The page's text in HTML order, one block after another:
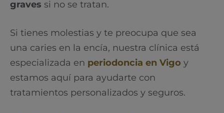
graves si no se tratan.
Si tienes molestias y te preocupa que sea
una caries en la encía, nuestra clínica está
especializada en periodoncia en Vigo y
estamos aquí para ayudarte con
tratamientos personalizados y seguros.